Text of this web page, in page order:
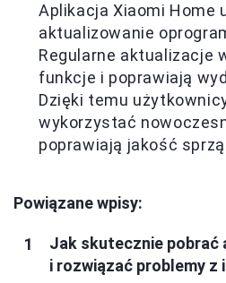
Aplikacja Xiaomi Home
aktualizowanie
Regularne aktualizacje
funkcje i poprawiają
Dzięki temu
wykorzystać
poprawiają jakość
Powiązane wpisy:
Jak skutecznie pobrać
i rozwiązać problemy z